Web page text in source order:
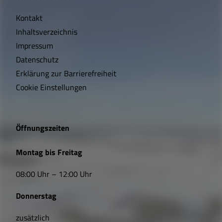
c
h
t
i
e
L
n
k
Kontakt
Inhaltsverzeichnis
Impressum
Datenschutz
Erklärung zur Barrierefreiheit
Cookie Einstellungen
Öffnungszeiten
Montag bis Freitag
08:00 Uhr – 12:00 Uhr
Donnerstag
zusätzlich